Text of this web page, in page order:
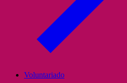
Voluntariado